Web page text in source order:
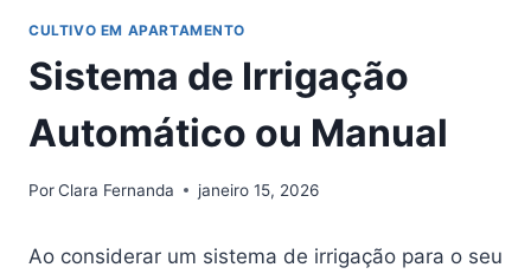
CULTIVO EM APARTAMENTO
Sistema de Irrigação
Automático ou Manual
PorClara Fernanda janeiro 15, 2026
Ao considerar um sistema de irrigação para o seu